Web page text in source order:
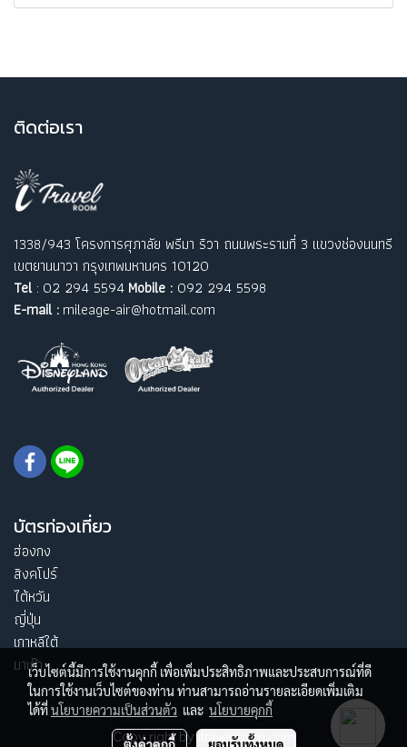
ติดต่อเรา
1338/943 โครงการศุภาลัย พรีมา ริวา ถนนพระรามที่ 3 แขวงช่องนนทรี
เขตยานนาวา กรุงเทพมหานคร 10120
Tel: 02 294 5594 Mobile : 092 294 5598
E-mail : mileage-air@hotmail.com
บัตรท่องเที่ยว
ฮ่องกง
สิงคโปร์
ไต้หวัน
ญี่ปุ่น
เกาหลีใต้
มาเก๊า
Copy right by itravelroom.com
เว็บไซต์นี้มีการใช้งานคุกกี้ เพื่อเพิ่มประสิทธิภาพและประสบการณ์ที่ดี
ในการใช้งานเว็บไซต์ของท่าน ท่านสามารถอ่านรายละเอียดเพิ่มเติม
ได้ที่นโยบายความเป็นส่วนตัว และ นโยบายคุกกี้